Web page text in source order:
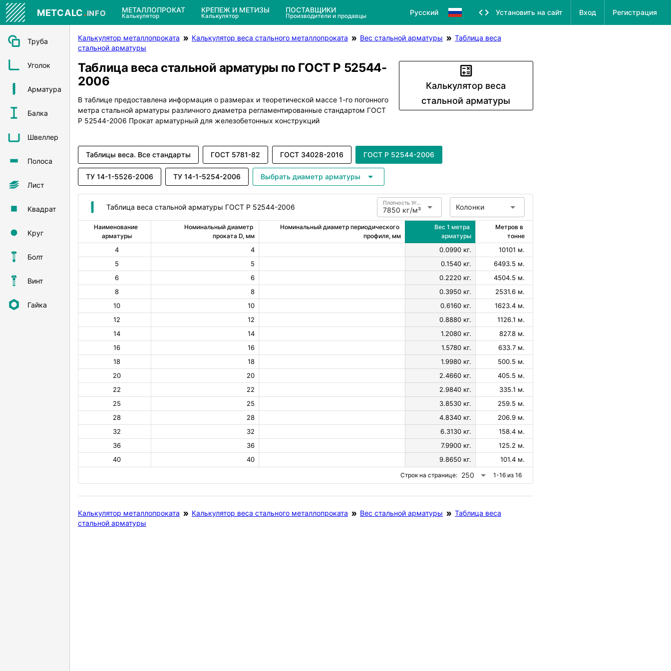
METCALC.INFO МЕТАЛЛОПРОКАТ
Калькулятор
КРЕПЕЖ И МЕТИЗЫ
Калькулятор
ПОСТАВЩИКИ
Производители и продавцы Русский Установить на сайт Вход Регистрация
Труба
Уголок
Арматура
Балка
Швеллер
Полоса
Лист
Квадрат
Круг
Болт
Винт
Гайка
Калькулятор металлопроката Калькулятор веса стального металлопроката Вес стальной арматуры
Таблица веса
стальной арматуры
Таблица веса стальной арматуры по ГОСТ Р 52544-
2006
В таблице предоставлена информация о размерах и теоретической массе 1-го погонного
метра стальной арматуры различного диаметра регламентированные стандартом ГОСТ
Р 52544-2006 Прокат арматурный для железобетонных конструкций
Калькулятор веса
стальной арматуры
Таблицы веса. Все стандарты ГОСТ 5781-82 ГОСТ 34028-2016 ГОСТ Р 52544-2006
ТУ 14-1-5526-2006 ТУ 14-1-5254-2006 Выбрать диаметр арматуры
Таблица веса стальной арматуры ГОСТ Р 52544-2006 7850 кг/м³
Плотность Углеродистая сталь Колонки
Наименование
арматуры
Номинальный диаметр
проката D, мм
Номинальный диаметр периодического
профиля, мм
Вес 1 метра
арматуры
Метров в
тонне
4 4 0.0990 кг.
10101 м.
5
5 0.1540 кг.
6493.5 м.
6
6 0.2220 кг.
4504.5 м.
8
8 0.3950 кг.
2531.6 м.
10
10 0.6160 кг.
1623.4 м.
12
12 0.8880 кг.
1126.1 м.
14
14 1.2080 кг.
827.8 м.
16
16 1.5780 кг.
633.7 м.
18
18 1.9980 кг.
500.5 м.
20
20 2.4660 кг.
405.5 м.
22
22 2.9840 кг.
335.1 м.
25
25 3.8530 кг.
259.5 м.
28
28 4.8340 кг.
206.9 м.
32
32 6.3130 кг.
158.4 м.
36
36 7.9900 кг.
125.2 м.
40
40 9.8650 кг. 101.4 м.
Строк на странице: 250 1-16 из 16
Калькулятор металлопроката Калькулятор веса стального металлопроката Вес стальной арматуры
Таблица веса
стальной арматуры